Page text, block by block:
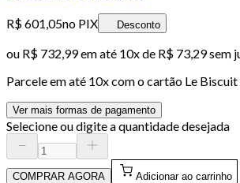
R$ 601,05no PIX Desconto
ou R$ 732,99em até 10x de R$ 73,29 sem
Parcele em até 10x com o cartão Le Biscuit
Ver mais formas de pagamento
Selecione ou digite a quantidade desejada
COMPRAR AGORA Adicionar ao carrinho